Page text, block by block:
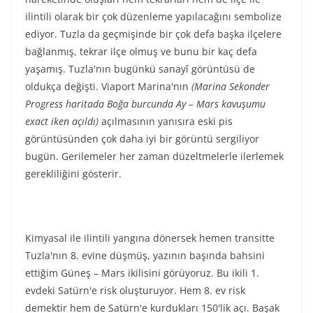
ilintili olarak bir çok düzenleme yapılacağını sembolize
ediyor. Tuzla da geçmişinde bir çok defa başka ilçelere
bağlanmış, tekrar ilçe olmuş ve bunu bir kaç defa
yaşamış. Tuzla'nın bugünkü sanayî görüntüsü de
oldukça değişti. Viaport Marina'nın (Marina Sekonder
Progress haritada Boğa burcunda Ay – Mars kavuşumu
exact iken açıldı) açılmasının yanısıra eski pis
görüntüsünden çok daha iyi bir görüntü sergiliyor
bugün. Gerilemeler her zaman düzeltmelerle ilerlemek
gerekliliğini gösterir.
Kimyasal ile ilintili yangına dönersek hemen transitte
Tuzla'nın 8. evine düşmüş, yazının başında bahsini
ettiğim Güneş – Mars ikilisini görüyoruz. Bu ikili 1.
evdeki Satürn'e risk oluşturuyor. Hem 8. ev risk
demektir hem de Satürn'e kurdukları 150'lik açı. Başak